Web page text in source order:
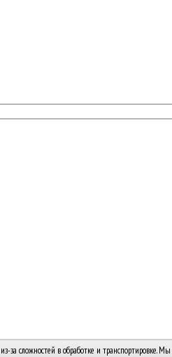
за сложностей в обработке и транспортировке. Мы